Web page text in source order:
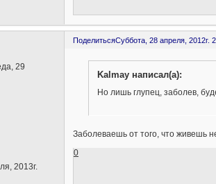
ПоделитьсяСуббота, 28 апреля, 2012г.
29
2013г.
Kalmay написал(а):
Но лишь глупец, заболев,
Заболеваешь от того, что живешь
0